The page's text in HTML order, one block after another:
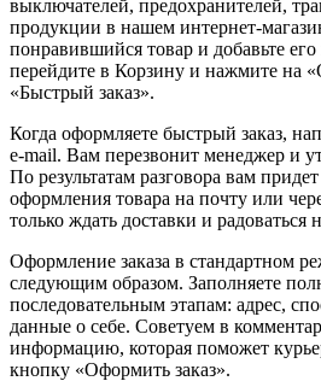
выключателей, предохранителей,
продукции в нашем интернет-
понравившийся товар и добавьте его
перейдите в Корзину и нажмите на
«Быстрый заказ».
Когда оформляете быстрый заказ,
e-mail. Вам перезвонит менеджер и
По результатам разговора вам
оформления товара на почту или
только ждать доставки и радоваться
Оформление заказа в стандартном
следующим образом. Заполняете
последовательным этапам: адрес,
данные о себе. Советуем в
информацию, которая поможет
кнопку «Оформить заказ».